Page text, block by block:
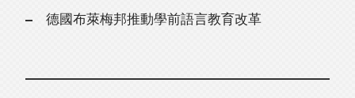
德國布萊梅邦推動學前語言教育改革